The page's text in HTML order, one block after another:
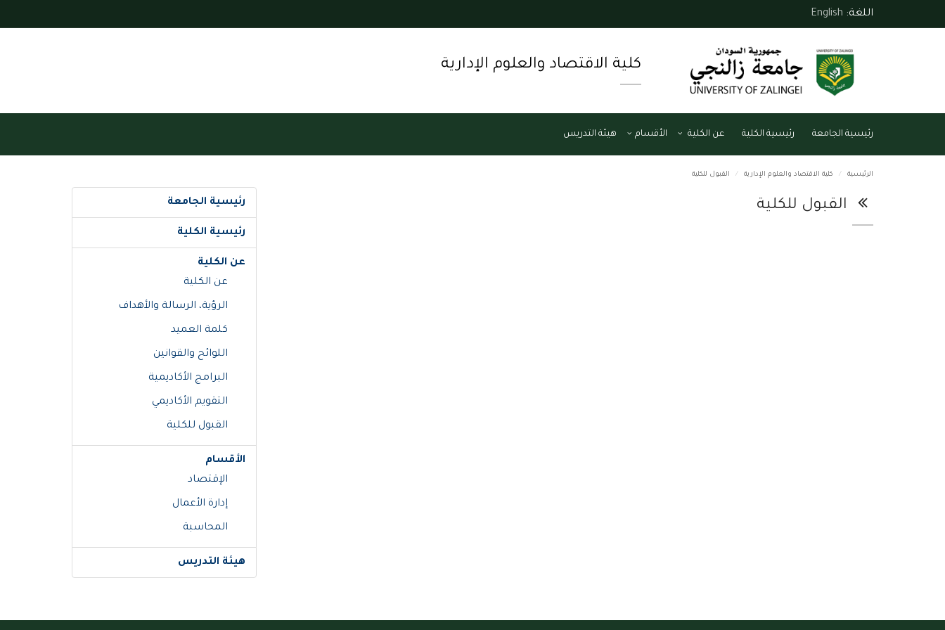
اللغة: English
كلية الاقتصاد والعلوم الإدارية
رئيسية الجامعة رئيسية الكلية عن الكلية الأقسام هيئة التدريس
الرئيسية كلية الاقتصاد والعلوم الإدارية القبول للكلية
القبول للكلية رئيسية الجامعة
رئيسية الكلية
عن الكلية
عن الكلية
الرؤية، الرسالة والأهداف
كلمة العميد
اللوائح والقوانين
البرامج الأكاديمية
التقويم الأكاديمي
القبول للكلية
الأقسام
الإقتصاد
إدارة الأعمال
المحاسبة
هيئة التدريس